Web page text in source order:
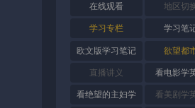
在线观看 地区切
学习专栏 学习笔
欧文版学习笔记 欲望都
直播讲义 看电影学
看绝望的主妇学 看美剧学